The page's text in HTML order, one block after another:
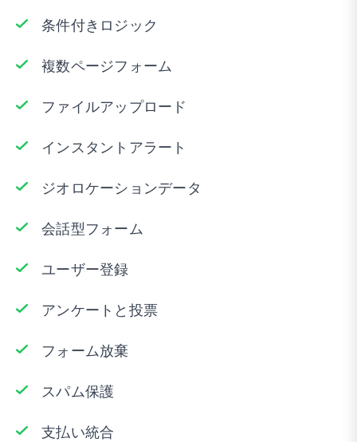
条件付きロジック
複数ページフォーム
ファイルアップロード
インスタントアラート
ジオロケーションデータ
会話型フォーム
ユーザー登録
アンケートと投票
フォーム放棄
スパム保護
支払い統合